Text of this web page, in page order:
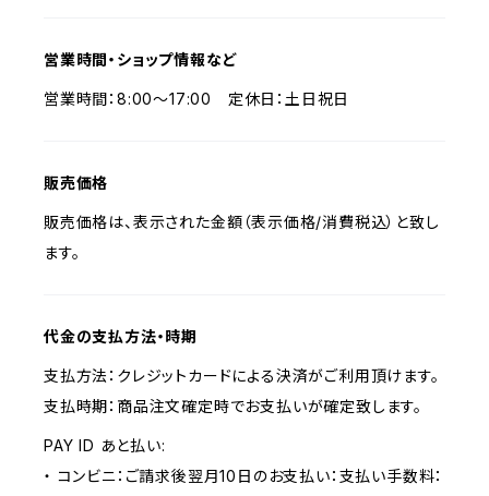
営業時間・ショップ情報など
営業時間：8:00〜17:00 定休日：土日祝日
販売価格
販売価格は、表示された金額（表示価格/消費税込）と致し
ます。
代金の支払方法・時期
支払方法：クレジットカードによる決済がご利用頂けます。
支払時期：商品注文確定時でお支払いが確定致します。
PAY ID あと払い:
・ コンビニ：ご請求後翌月10日のお支払い：支払い手数料：